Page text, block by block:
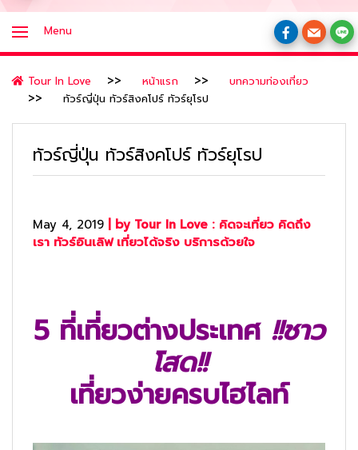
Menu
Tour In Love หน้าแรก
บทความท่องเที่ยว
ทัวร์ญี่ปุ่น ทัวร์สิงคโปร์ ทัวร์ยุโรป
ทัวร์ญี่ปุ่น ทัวร์สิงคโปร์ ทัวร์ยุโรป
May 4, 2019 | by Tour In Love : คิดจะเที่ยว คิดถึง
เรา ทัวร์อินเลิฟ เที่ยวได้จริง บริการด้วยใจ
5 ที่เที่ยวต่างประเทศ !!ชาว
โสด!!
เที่ยวง่ายครบไฮไลท์